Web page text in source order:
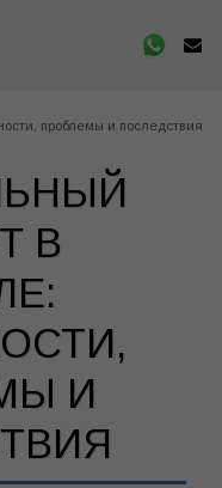
проблемы и последствия
В
И